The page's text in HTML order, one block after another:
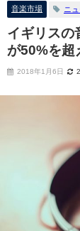
音楽市場 ニ
イギリスの
が50%を超
2018年1月6日